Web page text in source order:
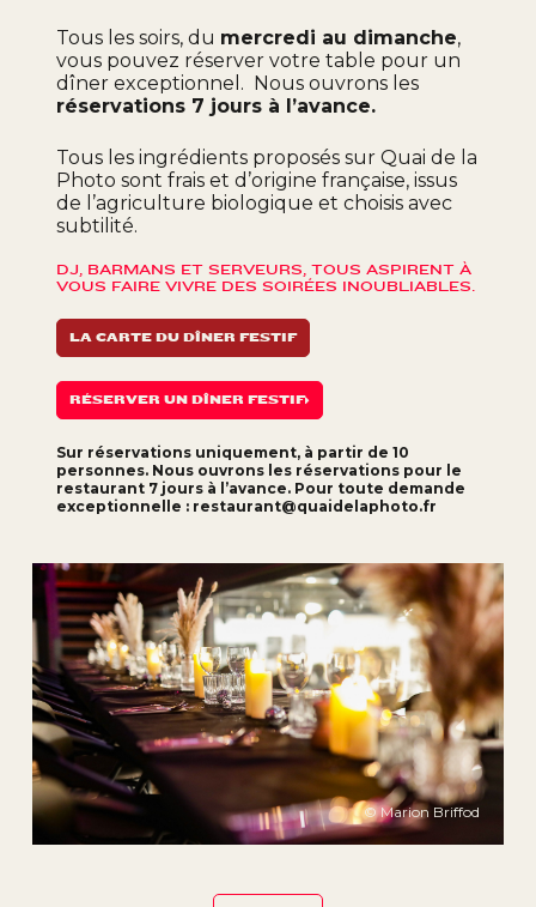
Tous les soirs, du mercredi au dimanche,
vous pouvez réserver votre table pour un
dîner exceptionnel. Nous ouvrons les
réservations 7 jours à l’avance.
Tous les ingrédients proposés sur Quai de la
Photo sont frais et d’origine française, issus
de l’agriculture biologique et choisis avec
subtilité.
DJ, BARMANS ET SERVEURS, TOUS ASPIRENT À
VOUS FAIRE VIVRE DES SOIRÉES INOUBLIABLES.
LA CARTE DU DÎNER FESTIF
RÉSERVER UN DÎNER FESTIF
Sur réservations uniquement, à partir de 10
personnes. Nous ouvrons les réservations pour le
restaurant 7 jours à l’avance. Pour toute demande
exceptionnelle : restaurant@quaidelaphoto.fr
© Marion Briffod